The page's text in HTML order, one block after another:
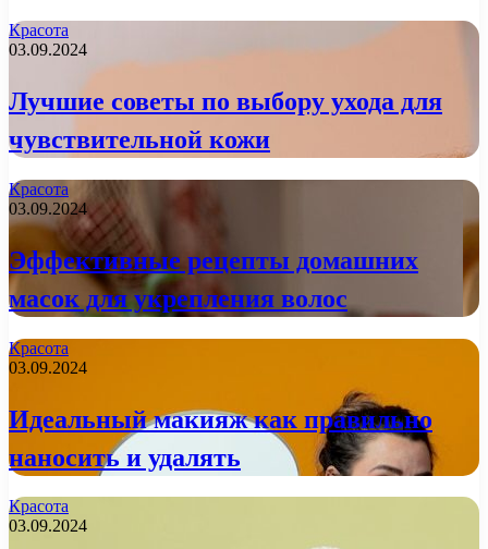
Красота
03.09.2024
Лучшие советы по выбору ухода для
чувствительной кожи
Красота
03.09.2024
Эффективные рецепты домашних
масок для укрепления волос
Красота
03.09.2024
Идеальный макияж как правильно
наносить и удалять
Красота
03.09.2024